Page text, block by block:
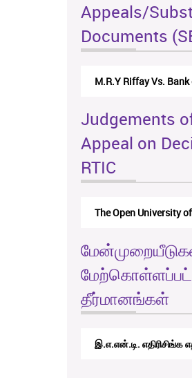
Appeals/
Documents
M.R.Y Riffay Vs. Bank
Judgements
Appeal on
RTIC
The Open University
தீர்மானங்கள்
இ.எ.என்.டி. எதிரிசிங்க